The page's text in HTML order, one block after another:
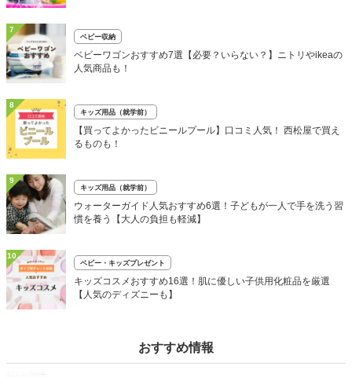
7
ベビー収納
ベビーワゴンおすすめ7選【必要？いらない？】ニトリやikeaの
人気商品も！
8
キッズ用品（就学前）
【買ってよかったビニールプール】口コミ人気！ 西松屋で買え
るものも！
9
キッズ用品（就学前）
ウォーターガイド人気おすすめ6選！子どもが一人で手を洗う習
慣を養う【大人の負担も軽減】
10
ベビー・キッズプレゼント
キッズコスメおすすめ16選！肌に優しい子供用化粧品を厳選
【人気のディズニーも】
おすすめ情報